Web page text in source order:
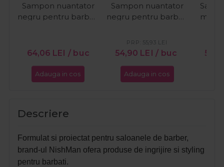
Sampon nuantator
negru pentru barbati
64,06 LEI / buc
Adauga in cos
Sampon nuantator
negru pentru barbati
54,90 LEI / buc
PRP: 55,93 LEI
Adauga in cos
maro
Descriere
Formulat si proiectat pentru saloanele de barber,
brand-ul NishMan ofera produse de ingrijire si styling
pentru barbati.